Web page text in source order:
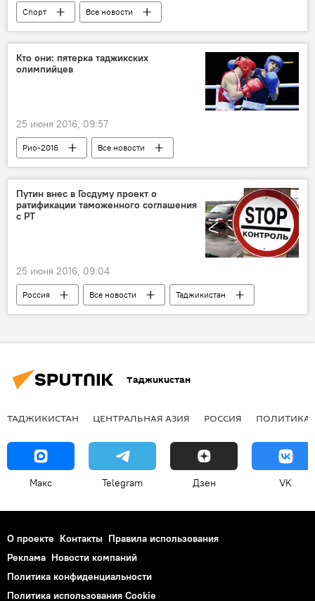
Спорт Все новости
Кто они: пятерка таджикских
олимпийцев
25 июня 2016, 09:57
Рио-2016
Все новости
Таджикистан
Олимпиада - 2024
Путин внес в Госдуму проект о
ратификации таможенного соглашения
с РТ
25 июня 2016, 09:04
Россия Все новости Таджикистан
Таджикистан
ТАДЖИКИСТАН ЦЕНТРАЛЬНАЯ АЗИЯ РОССИЯ ПОЛИТИКА
Макс Telegram Дзен VK
О проекте Контакты Правила использования
Реклама Новости компаний
Политика конфиденциальности
Политика использования Cookie